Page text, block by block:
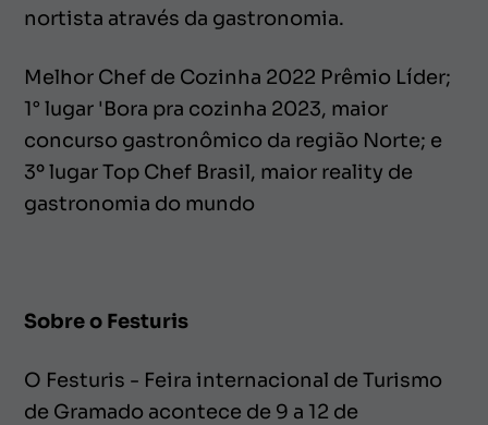
nortista através da gastronomia.
Melhor Chef de Cozinha 2022 Prêmio Líder;
1° lugar 'Bora pra cozinha 2023, maior
concurso gastronômico da região Norte; e
3º lugar Top Chef Brasil, maior reality de
gastronomia do mundo
Sobre o Festuris
O Festuris - Feira internacional de Turismo
de Gramado acontece de 9 a 12 de